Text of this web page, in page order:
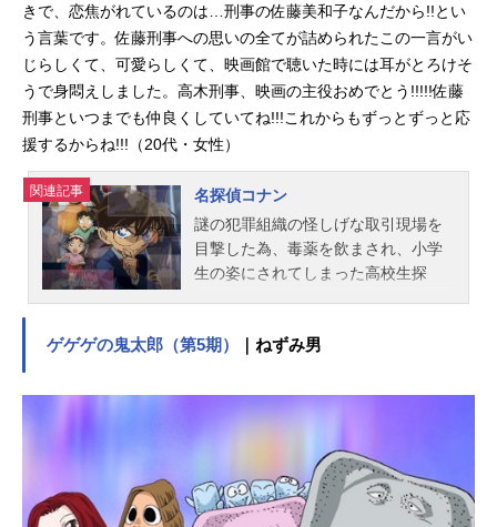
きで、恋焦がれているのは…刑事の佐藤美和子なんだから!!とい
う言葉です。佐藤刑事への思いの全てが詰められたこの一言がい
じらしくて、可愛らしくて、映画館で聴いた時には耳がとろけそ
うで身悶えしました。高木刑事、映画の主役おめでとう!!!!!佐藤
刑事といつまでも仲良くしていてね!!!これからもずっとずっと応
援するからね!!!（20代・女性）
関連記事
名探偵コナン
謎の犯罪組織の怪しげな取引現場を
目撃した為、毒薬を飲まされ、小学
生の姿にされてしまった高校生探
父・小五郎の探偵事務所に住みつ
決していく。「小さくなっても頭脳
スケジュール1996年1月8日（月）～
毎週土曜18:00 読売テレビ・日本テ
レビほかキャスト江戸川コナン：高
ゲゲゲの鬼太郎（第5期） ｜ねずみ男